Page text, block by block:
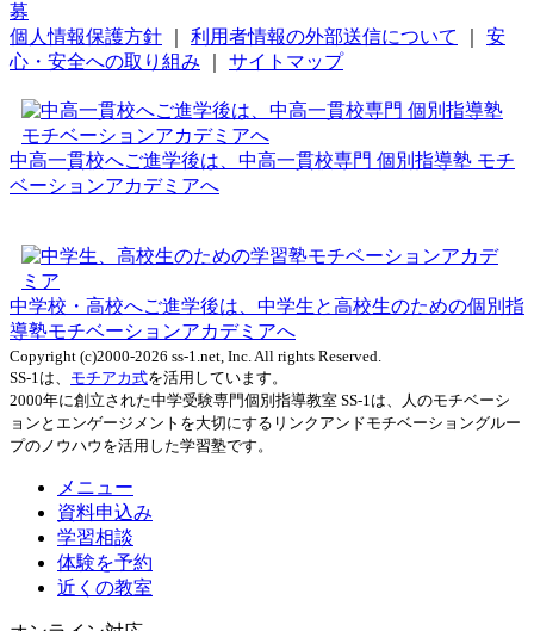
募
個人情報保護方針
利用者情報の外部送信について
安
心・安全への取り組み
サイトマップ
中高一貫校へご進学後は、中高一貫校専門 個別指導塾 モチ
ベーションアカデミアへ
中学校・高校へご進学後は、中学生と高校生のための個別指
導塾モチベーションアカデミアへ
Copyright (c)2000-2026 ss-1.net, Inc. All rights Reserved.
SS-1は、 モチアカ式を活用しています。
2000年に創立された中学受験専門個別指導教室 SS-1は、人のモチベーシ
ョンとエンゲージメントを大切にするリンクアンドモチベーショングルー
プのノウハウを活用した学習塾です。
メニュー
資料申込み
学習相談
体験を予約
近くの教室